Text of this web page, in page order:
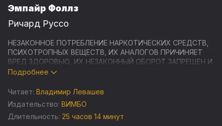
Эмпайр Фоллз
Ричард Руссо
НЕЗАКОННОЕ ПОТРЕБЛЕНИЕ НАРКОТИЧЕСКИХ СРЕДСТВ,
ПСИХОТРОПНЫХ ВЕЩЕСТВ, ИХ АНАЛОГОВ ПРИЧИНЯЕТ
ВРЕД ЗДОРОВЬЮ, ИХ НЕЗАКОННЫЙ ОБОРОТ ЗАПРЕЩЕН И
ВЛЕЧЕТ УСТАНОВЛЕННУЮ ЗАКОНОДАТЕЛЬСТВОМ
Ричард Руссо «Эмпайр Фоллз» - обладатель
Пулитцеровской премии, «последний великий
американский роман XX века».
Подробнее
Читает: Владимир Левашев
Издательство: ВИМБО
Длительность: 25 часов 14 минут